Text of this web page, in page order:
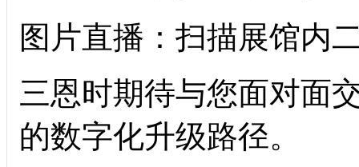
图片直播：扫描展馆内
三恩时期待与您面对面
的数字化升级路径。